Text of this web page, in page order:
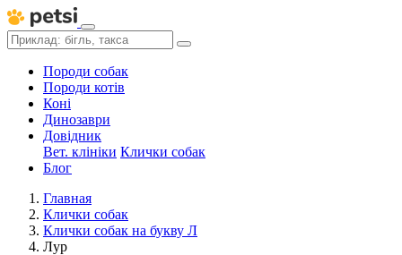
Породи собак
Породи котів
Коні
Динозаври
Довідник
Вет. клініки Клички собак
Блог
Главная
Клички собак
Клички собак на букву Л
Лур